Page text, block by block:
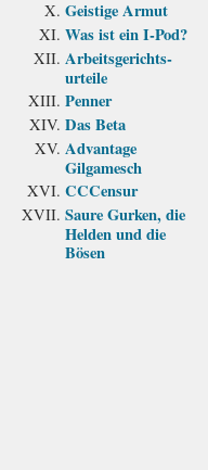
Geistige Armut
Was ist ein I-Pod?
Arbeits­gerichts­
urteile
Penner
Das Beta
Advantage
Gilgamesch
CCCensur
Saure Gurken, die
Helden und die
Bösen